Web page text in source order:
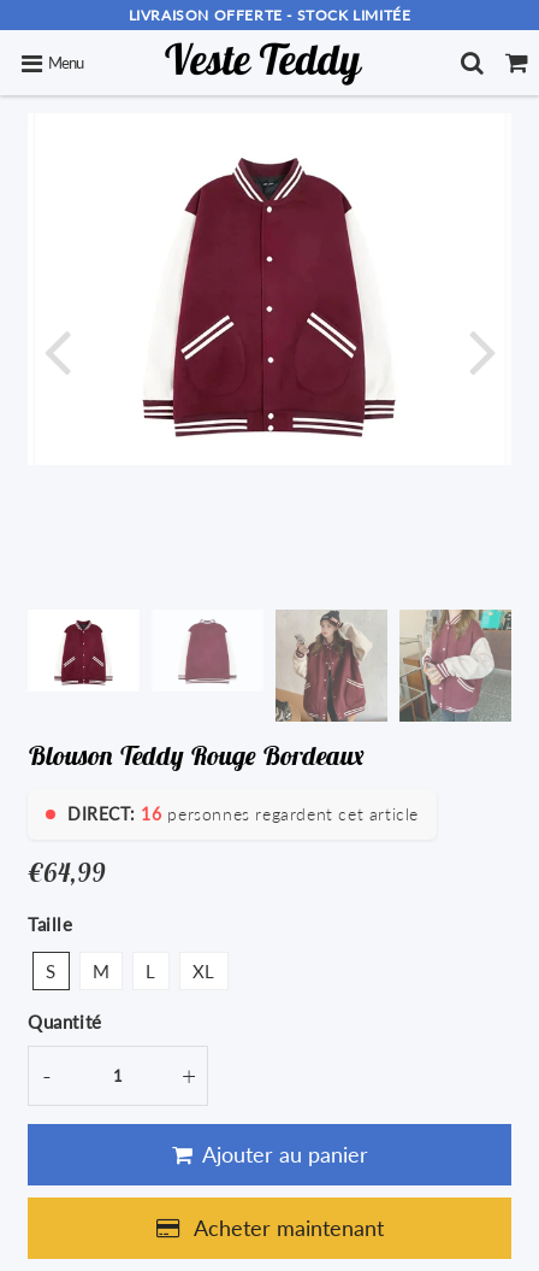
LIVRAISON OFFERTE - STOCK LIMITÉE
Menu
Blouson Teddy Rouge Bordeaux
DIRECT: 16 personnes regardent cet article
€64,99
price
Taille
S M L XL
Quantité
- +
Ajouter au panier
Acheter maintenant